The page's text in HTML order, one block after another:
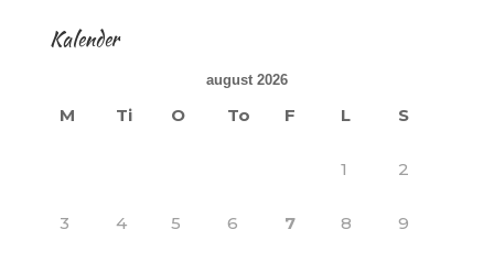
Kalender
august 2026
M Ti O To F L S
1 2
3 4 5 6 7 8 9